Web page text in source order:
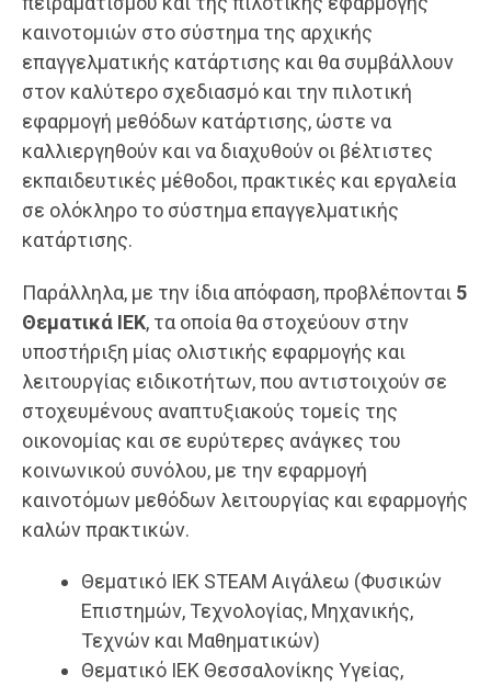
καινοτομιών στο σύστημα της αρχικής
επαγγελματικής κατάρτισης και θα συμβάλλουν
στον καλύτερο σχεδιασμό και την πιλοτική
εφαρμογή μεθόδων κατάρτισης, ώστε να
καλλιεργηθούν και να διαχυθούν οι βέλτιστες
εκπαιδευτικές μέθοδοι, πρακτικές και εργαλεία
σε ολόκληρο το σύστημα επαγγελματικής
κατάρτισης.
Παράλληλα, με την ίδια απόφαση, προβλέπονται 5
Θεματικά ΙΕΚ, τα οποία θα στοχεύουν στην
υποστήριξη μίας ολιστικής εφαρμογής και
λειτουργίας ειδικοτήτων, που αντιστοιχούν σε
στοχευμένους αναπτυξιακούς τομείς της
οικονομίας και σε ευρύτερες ανάγκες του
κοινωνικού συνόλου, με την εφαρμογή
καινοτόμων μεθόδων λειτουργίας και εφαρμογής
καλών πρακτικών.
Θεματικό ΙΕΚ STEAM Αιγάλεω (Φυσικών
Επιστημών, Τεχνολογίας, Μηχανικής,
Τεχνών και Μαθηματικών)
Θεματικό ΙΕΚ Θεσσαλονίκης Υγείας,